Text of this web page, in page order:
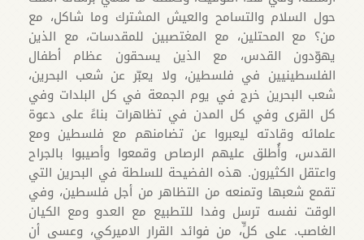
حول السلام والتسامح والعيش المشترك وما شاكل، مع
من؟ مع المحتلين، مع المغتصبين للمقدسات، مع الذين
يهوّدون القدس، مع الذين يسحقون عظام أطفال
الفلسطينيين في فلسطين، ولا يعبّر عن شعب البحرين،
شعب البحرين خرج في يوم الجمعة في كل البلدات وفي
كل القرى وفي كل المدن في تظاهرات بناءً على دعوة
علمائه وقادته ليعبروا عن تضامنهم مع فلسطين ومع
القدس، وأُطلق عليهم الرصاص وقمعوا وأصيبوا بالجراح
واعتقل الكثيرون. هذه الفضيحة للسلطة في البحرين التي
تقمع شعبها وتمنعه من التظاهر من أجل فلسطين، وفي
الوقت نفسه ترسل وفدا للتطبيع مع العدو ومع الكيان
الغاصب. على كلٍّ، من فوائد القرار الاميركي، وعسى أن